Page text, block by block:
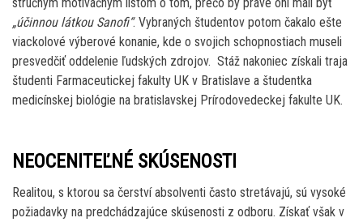
„účinnou látkou Sanofi“. Vybraných študentov potom čakalo ešte
viackolové výberové konanie, kde o svojich schopnostiach museli
presvedčiť oddelenie ľudských zdrojov. Stáž nakoniec získali traja
študenti Farmaceutickej fakulty UK v Bratislave a študentka
medicínskej biológie na bratislavskej Prírodovedeckej fakulte UK.
NEOCENITEĽNÉ SKÚSENOSTI
Realitou, s ktorou sa čerství absolventi často stretávajú, sú vysoké
požiadavky na predchádzajúce skúsenosti z odboru. Získať však v